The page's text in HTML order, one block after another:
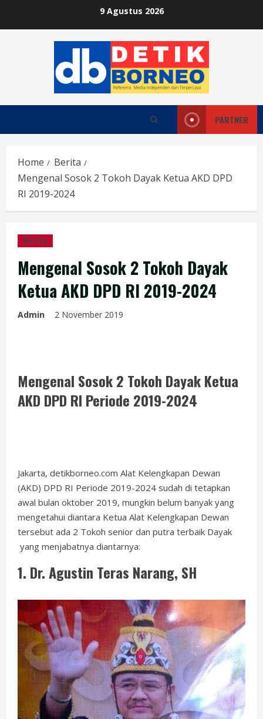
9 Agustus 2026
PARTNER
Home
Berita
Mengenal Sosok 2 Tokoh Dayak Ketua AKD DPD
RI 2019-2024
Berita
Mengenal Sosok 2 Tokoh Dayak
Ketua AKD DPD RI 2019-2024
Admin 2 November 2019
Mengenal Sosok 2 Tokoh Dayak Ketua
AKD DPD RI Periode 2019-2024
Jakarta, detikborneo.com Alat Kelengkapan Dewan
(AKD) DPD RI Periode 2019-2024 sudah di tetapkan
awal bulan oktober 2019, mungkin belum banyak yang
mengetahui diantara Ketua Alat Kelengkapan Dewan
tersebut ada 2 Tokoh senior dan putra terbaik Dayak
yang menjabatnya diantarnya:
1. Dr. Agustin Teras Narang, SH